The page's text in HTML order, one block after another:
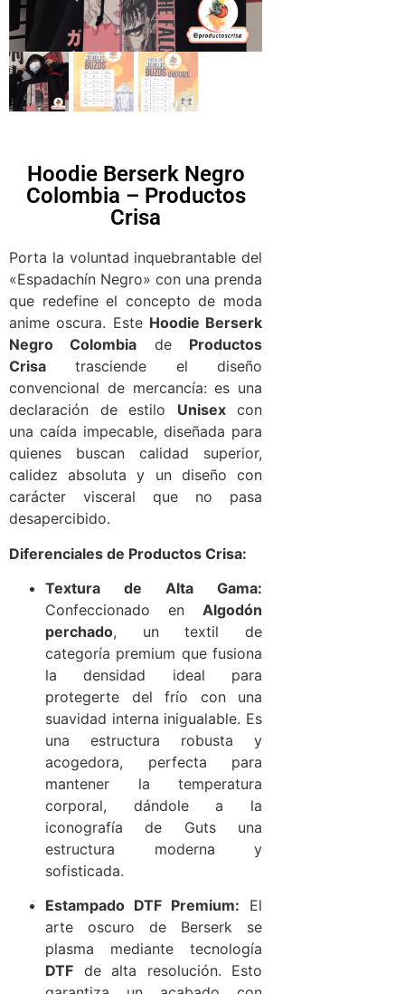
Hoodie Berserk Negro
Colombia – Productos
Crisa
Porta la voluntad inquebrantable del
«Espadachín Negro» con una prenda
que redefine el concepto de moda
anime oscura. Este Hoodie Berserk
Negro Colombia de Productos
Crisa trasciende el diseño
convencional de mercancía: es una
declaración de estilo Unisexcon
una caída impecable, diseñada para
quienes buscan calidad superior,
calidez absoluta y un diseño con
carácter visceral que no pasa
desapercibido.
Diferenciales de Productos Crisa:
Textura de Alta Gama:
Confeccionado en Algodón
perchado, un textil de
categoría premium que fusiona
la densidad ideal para
protegerte del frío con una
suavidad interna inigualable. Es
una estructura robusta y
acogedora, perfecta para
mantener la temperatura
corporal, dándole a la
iconografía de Guts una
estructura moderna y
sofisticada.
Estampado DTF Premium: El
arte oscuro de Berserk se
plasma mediante tecnología
DTF de alta resolución. Esto